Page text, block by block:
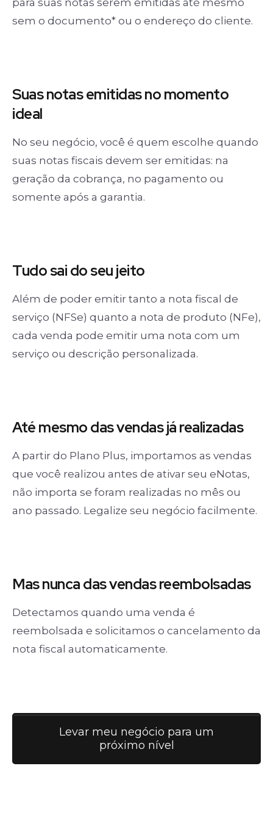
para suas notas serem emitidas até mesmo
sem o documento* ou o endereço do cliente.
Suas notasemitidas no momento
ideal
No seu negócio, você é quem escolhe quando
suas notas fiscais devem ser emitidas: na
geração da cobrança, no pagamento ou
somente após a garantia.
Tudo saido seu jeito
Além de poder emitir tanto a nota fiscal de
serviço (NFSe) quanto a nota de produto (NFe),
cada venda pode emitir uma nota com um
serviço ou descrição personalizada.
Até mesmo dasvendas já realizadas
A partir do Plano Plus, importamos as vendas
que você realizou antes de ativar seu eNotas,
não importa se foram realizadas no mês ou
ano passado. Legalize seu negócio facilmente.
Mas nuncadas vendasreembolsadas
Detectamos quando uma venda é
reembolsada e solicitamos o cancelamento da
nota fiscal automaticamente.
Levar meu negócio para um
próximo nível